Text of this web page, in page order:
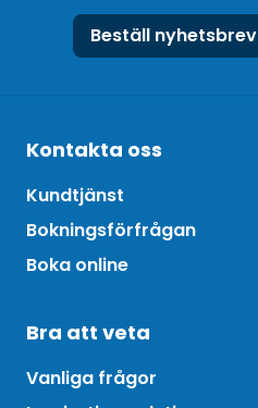
Beställ nyhetsbrev
Kontakta oss
Kundtjänst
Bokningsförfrågan
Boka online
Bra att veta
Vanliga frågor